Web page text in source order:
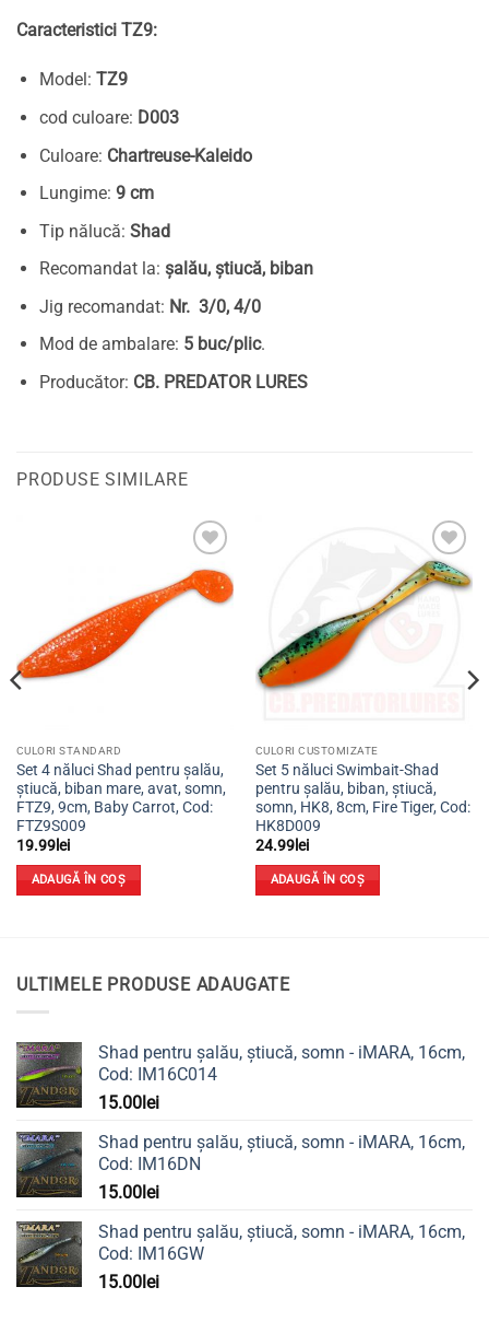
Caracteristici TZ9:
Model: TZ9
cod culoare: D003
Culoare: Chartreuse-Kaleido
Lungime: 9 cm
Tip nălucă: Shad
Recomandat la: șalău, știucă, biban
Jig recomandat: Nr. 3/0, 4/0
Mod de ambalare: 5 buc/plic.
Producător: CB. PREDATOR LURES
PRODUSE SIMILARE
Adaugă
la
favorite
CULORI STANDARD
Set 4 năluci Shad pentru șalău,
știucă, biban mare, avat, somn,
FTZ9, 9cm, Baby Carrot, Cod:
FTZ9S009
19.99lei
ADAUGĂ ÎN COȘ
Adaugă
la
favorite
CULORI CUSTOMIZATE
Set 5 năluci Swimbait-Shad
pentru șalău, biban, știucă,
somn, HK8, 8cm, Fire Tiger, Cod:
HK8D009
24.99lei
ADAUGĂ ÎN COȘ
ULTIMELE PRODUSE ADAUGATE
Shad pentru șalău, știucă, somn - iMARA, 16cm,
Cod: IM16C014
15.00lei
Shad pentru șalău, știucă, somn - iMARA, 16cm,
Cod: IM16DN
15.00lei
Shad pentru șalău, știucă, somn - iMARA, 16cm,
Cod: IM16GW
15.00lei